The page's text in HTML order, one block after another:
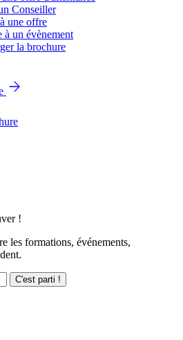
Conseiller
une offre
à un évènement
la brochure
!
les formations, événements,
C'est parti !